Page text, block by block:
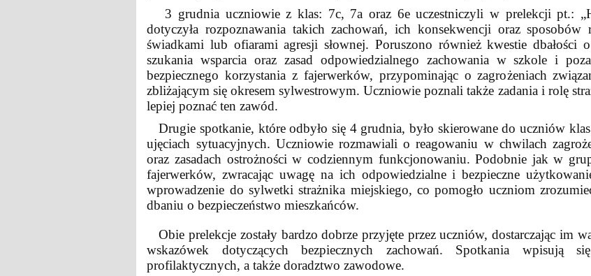
3 grudnia uczniowie z klas: 7c, 7a oraz 6e uczestniczyli w prelekcji pt.:
dotyczyła rozpoznawania takich zachowań, ich konsekwencji oraz
świadkami lub ofiarami agresji słownej. Poruszono również kwestie dbałości
szukania wsparcia oraz zasad odpowiedzialnego zachowania w szkole i
bezpiecznego korzystania z fajerwerków, przypominając o zagrożeniach
zbliżającym się okresem sylwestrowym. Uczniowie poznali także zadania i rolę
lepiej poznać ten zawód.
Drugie spotkanie, które odbyło się 4 grudnia, było skierowane do uczniów
ujęciach sytuacyjnych. Uczniowie rozmawiali o reagowaniu w chwilach
oraz zasadach ostrożności w codziennym funkcjonowaniu. Podobnie jak w
fajerwerków, zwracając uwagę na ich odpowiedzialne i bezpieczne
wprowadzenie do sylwetki strażnika miejskiego, co pomogło uczniom
dbaniu o bezpieczeństwo mieszkańców.
Obie prelekcje zostały bardzo dobrze przyjęte przez uczniów, dostarczając im
wskazówek dotyczących bezpiecznych zachowań. Spotkania wpisują
profilaktycznych, a także doradztwo zawodowe.